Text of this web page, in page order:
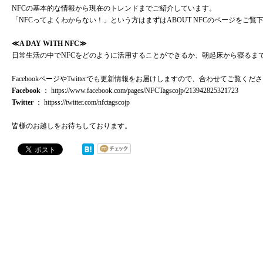
NFCの基本的な情報から現在のトレンドまでご紹介しています。
「NFCってよくわからない！」という方はまずはABOUT NFCのページをご覧
≪A DAY WITH NFC≫
日常生活の中でNFCをどのように活用することができるか、朝起床から寝るま
FacebookページやTwitterでも更新情報をお届けしますので、合わせてご覧くだ
Facebook ： https://www.facebook.com/pages/NFCTagscojp/213942825321723
Twitter ： httpss://twitter.com/nfctagscojp
皆様のお越しをお待ちしております。